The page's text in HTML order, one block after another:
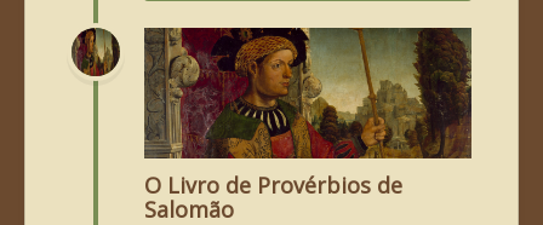
O Livro de Provérbios de
Salomão